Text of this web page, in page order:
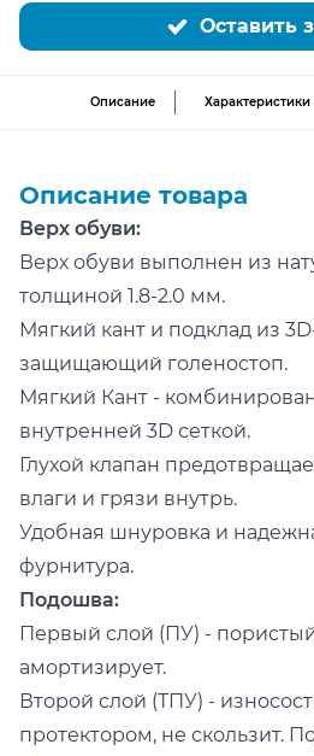
Оставить
Описание Характеристики
Описание товара
Верх обуви:
Верх обуви выполнен из
толщиной 1.8-2.0 мм.
Мягкий кант и подклад из
защищающий голеностоп.
Мягкий Кант -
внутренней 3D сеткой.
Глухой клапан
влаги и грязи внутрь.
Удобная шнуровка и
фурнитура.
Подошва:
Первый слой (ПУ) -
амортизирует.
Второй слой (ТПУ) -
протектором, не скользит.